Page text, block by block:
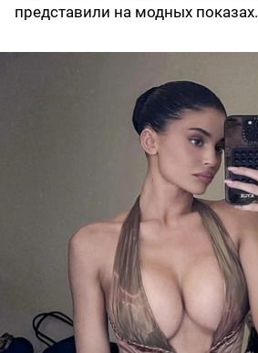
представили на модных показах.